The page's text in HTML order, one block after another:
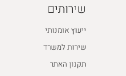
שירותים
ייעוץ אומנותי
שירות למשרד
תקנון האתר